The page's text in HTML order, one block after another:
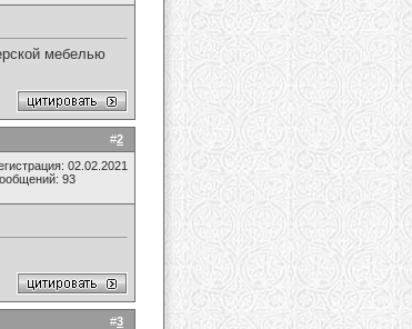
мебелью
#2
02.02.2021
93
#3